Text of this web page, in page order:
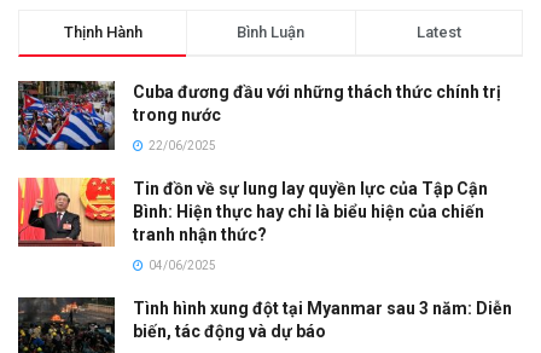
Thịnh Hành Bình Luận Latest
Cuba đương đầu với những thách thức chính trị
trong nước
22/06/2025
Tin đồn về sự lung lay quyền lực của Tập Cận
Bình: Hiện thực hay chỉ là biểu hiện của chiến
tranh nhận thức?
04/06/2025
Tình hình xung đột tại Myanmar sau 3 năm: Diễn
biến, tác động và dự báo